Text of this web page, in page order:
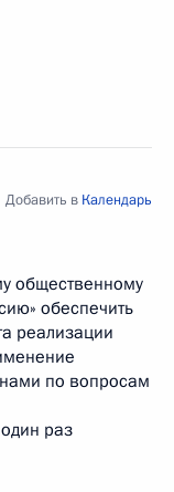
Добавить в Календарь
общественному
обеспечить
реализации
по вопросам
раз